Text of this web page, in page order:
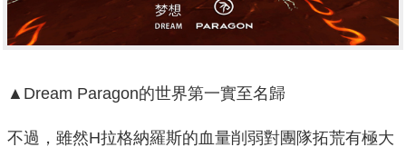
▲Dream Paragon的世界第一實至名歸
不過，雖然H拉格納羅斯的血量削弱對團隊拓荒有極大